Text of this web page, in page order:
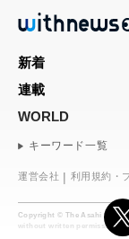
Copyright © The Asahi
without written permission.
新着
連載
WORLD
キーワード一覧
運営会社 利用規約・